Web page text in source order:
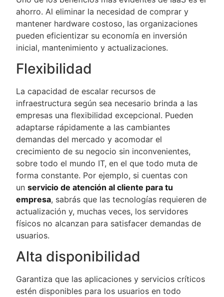
ahorro. Al eliminar la necesidad de comprar y
mantener hardware costoso, las organizaciones
pueden eficientizar su economía en inversión
inicial, mantenimiento y actualizaciones.
Flexibilidad
La capacidad de escalar recursos de
infraestructura según sea necesario brinda a las
empresas una flexibilidad excepcional. Pueden
adaptarse rápidamente a las cambiantes
demandas del mercado y acomodar el
crecimiento de su negocio sin inconvenientes,
sobre todo el mundo IT, en el que todo muta de
forma constante. Por ejemplo, si cuentas con
un servicio de atención al cliente para tu
empresa, sabrás que las tecnologías requieren de
actualización y, muchas veces, los servidores
físicos no alcanzan para satisfacer demandas de
usuarios.
Alta disponibilidad
Garantiza que las aplicaciones y servicios críticos
estén disponibles para los usuarios en todo